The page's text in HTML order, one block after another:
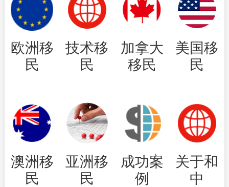
欧洲移
民
技术移
民
加拿大
移民
美国移
民
澳洲移
民
亚洲移
民
成功案
例
关于和
中